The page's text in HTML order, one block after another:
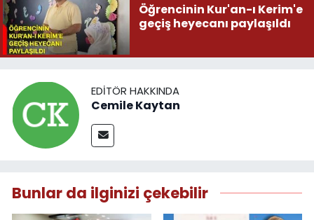
Öğrencinin Kur'an-ı Kerim'e
geçiş heyecanı paylaşıldı
EDITÖR HAKKINDA
Cemile Kaytan
Bunlar da ilginizi çekebilir